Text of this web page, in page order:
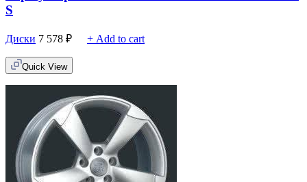
S
Диски 7 578 ₽ + Add to cart
Quick View